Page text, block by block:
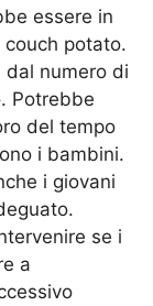
essere in
potato.
dal numero di
Potrebbe
del tempo
i bambini.
i giovani
se i
a